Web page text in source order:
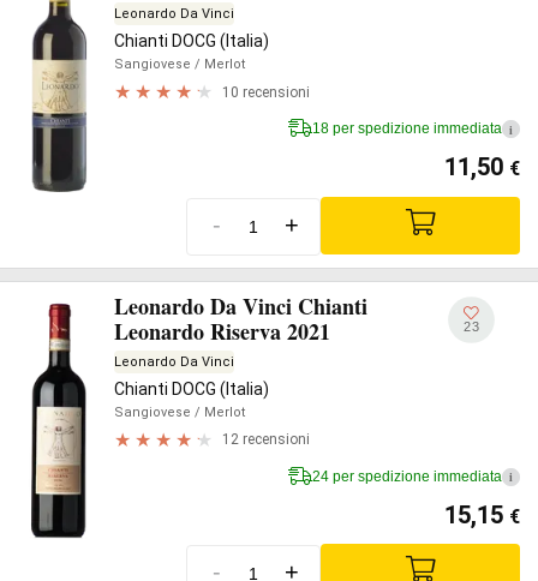
Leonardo Da Vinci
Chianti DOCG (Italia)
Sangiovese / Merlot
10 recensioni
18 per spedizione immediata i
11,50 €
- +
Leonardo Da Vinci Chianti
Leonardo Riserva 2021
Leonardo Da Vinci
Chianti DOCG (Italia)
Sangiovese / Merlot
12 recensioni
23
24 per spedizione immediata i
15,15 €
- +